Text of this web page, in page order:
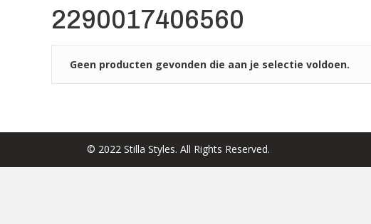
2290017406560
Geen producten gevonden die aan je selectie voldoen.
© 2022 Stilla Styles. All Rights Reserved.